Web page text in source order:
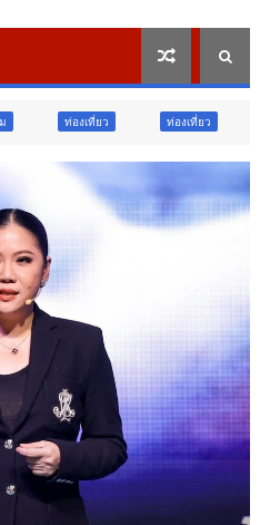
ท่องเที่ยว ภูมิภาค